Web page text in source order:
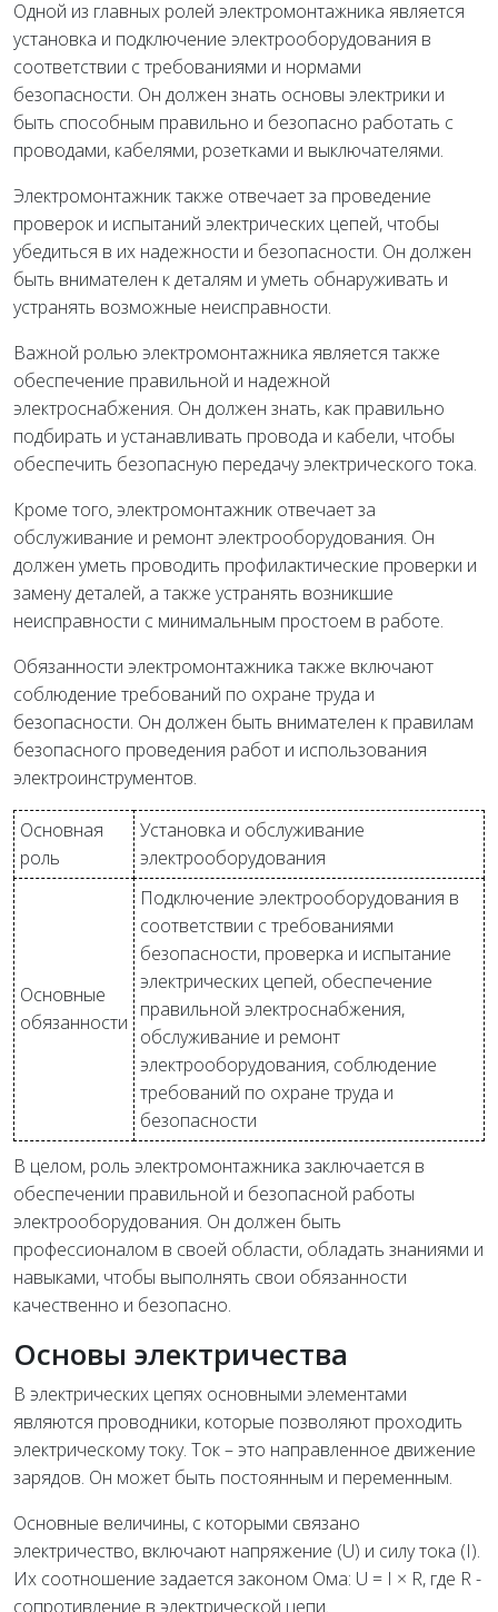
Одной из главных ролей электромонтажника является
установка и подключение электрооборудования в
соответствии с требованиями и нормами
безопасности. Он должен знать основы электрики и
быть способным правильно и безопасно работать с
проводами, кабелями, розетками и выключателями.
Электромонтажник также отвечает за проведение
проверок и испытаний электрических цепей, чтобы
убедиться в их надежности и безопасности. Он должен
быть внимателен к деталям и уметь обнаруживать и
устранять возможные неисправности.
Важной ролью электромонтажника является также
обеспечение правильной и надежной
электроснабжения. Он должен знать, как правильно
подбирать и устанавливать провода и кабели, чтобы
обеспечить безопасную передачу электрического тока.
Кроме того, электромонтажник отвечает за
обслуживание и ремонт электрооборудования. Он
должен уметь проводить профилактические проверки и
замену деталей, а также устранять возникшие
неисправности с минимальным простоем в работе.
Обязанности электромонтажника также включают
соблюдение требований по охране труда и
безопасности. Он должен быть внимателен к правилам
безопасного проведения работ и использования
электроинструментов.
Основная
роль
Установка и обслуживание
электрооборудования
Основные
обязанности
Подключение электрооборудования в
соответствии с требованиями
безопасности, проверка и испытание
электрических цепей, обеспечение
правильной электроснабжения,
обслуживание и ремонт
электрооборудования, соблюдение
требований по охране труда и
безопасности
В целом, роль электромонтажника заключается в
обеспечении правильной и безопасной работы
электрооборудования. Он должен быть
профессионалом в своей области, обладать знаниями и
навыками, чтобы выполнять свои обязанности
качественно и безопасно.
Основы электричества
В электрических цепях основными элементами
являются проводники, которые позволяют проходить
электрическому току. Ток – это направленное движение
зарядов. Он может быть постоянным и переменным.
Основные величины, с которыми связано
электричество, включают напряжение (U) и силу тока (I).
Их соотношение задается законом Ома: U = I × R, где R -
сопротивление в электрической цепи.